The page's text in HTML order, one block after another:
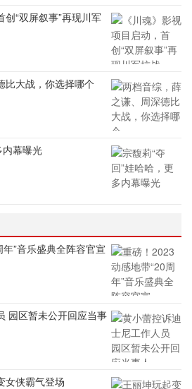
创“双屏叙事”再现川军
比大战，你选择哪个
内幕曝光
”音乐盛典全阵容官宣
园区暂未公开回应当事
女侠霸气登场